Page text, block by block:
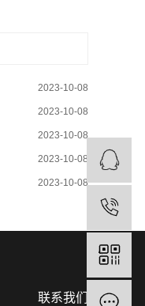
2023-10-08
2023-10-08
2023-10-08
2023-10-08
2023-10-08
联系我们